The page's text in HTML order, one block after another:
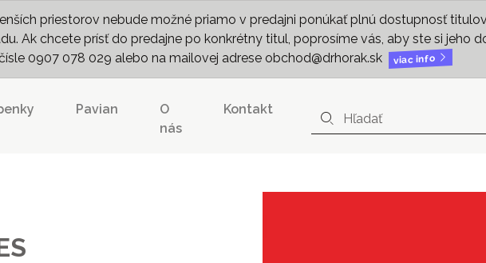
priestorov nebude možné priamo v predajni ponúkať plnú dostupnosť
Ak chcete prísť do predajne po konkrétny titul, poprosíme vás, aby ste si jeho
0907 078 029 alebo na mailovej adrese obchod@drhorak.sk
viac info
Pavian
O
nás
Kontakt